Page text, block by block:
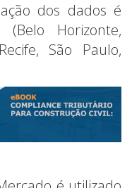
dos dados é
Horizonte,
São Paulo,